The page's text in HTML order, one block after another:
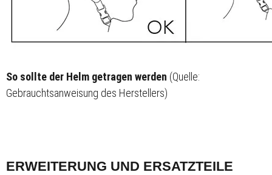
So sollte der Helm getragen werden (Quelle:
Gebrauchtsanweisung des Herstellers)
ERWEITERUNG UND ERSATZTEILE